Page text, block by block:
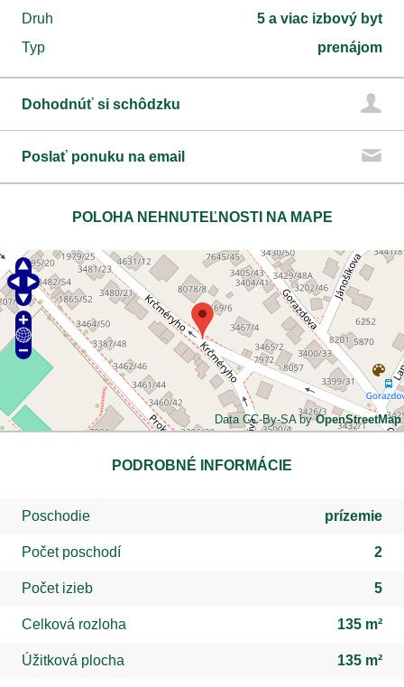
Druh
5 a viac izbový byt
Typ
prenájom
Dohodnúť si schôdzku
Poslať ponuku na email
POLOHA NEHNUTEĽNOSTI NA MAPE
Data CC-By-SA byOpenStreetMap
PODROBNÉ INFORMÁCIE
Poschodie prízemie
Počet poschodí 2
Počet izieb 5
Celková rozloha 135 m²
Úžitková plocha 135 m²